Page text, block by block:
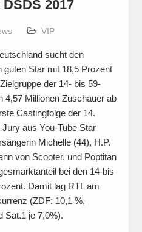
2017
VIP
sucht den
guten Star mit 18,5 Prozent
der 14- bis 59-
4,57 Millionen Zuschauer ab
Castingfolge der 14.
aus You-Tube Star
Michelle (44), H.P.
von Scooter, und Poptitan
bei den 14-bis
Damit lag RTL am
(ZDF: 10,1 %,
Sat.1 je 7,0%).